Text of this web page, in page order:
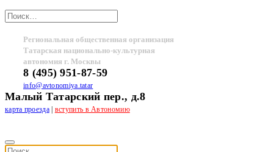
Региональная общественная организация
Татарская национально-культурная
автономия г. Москвы
8 (495) 951-87-59
info@avtonomiya.tatar
Малый Татарский пер., д.8
карта проезда| вступить в Автономию